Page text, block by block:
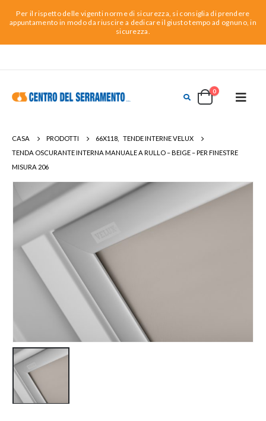
Per il rispetto delle vigenti norme di sicurezza, si consiglia di prendere
appuntamento in modo da riuscire a dedicare il giusto tempo ad ognuno, in
sicurezza.
0
CASA PRODOTTI 66X118
TENDE INTERNE VELUX
TENDA OSCURANTE INTERNA MANUALE A RULLO – BEIGE – PER FINESTRE
MISURA 206